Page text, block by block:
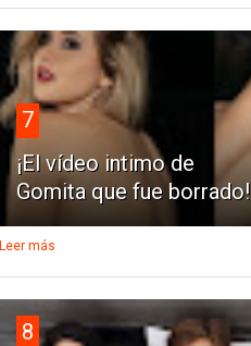
7
¡El vídeo intimo de
Gomita que fue borrado!
Leer más
8